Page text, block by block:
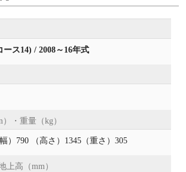
ース14) / 2008～16年式
・重量（kg）
）790 （高さ）1345（重さ）305
上高（mm）